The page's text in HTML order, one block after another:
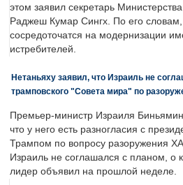
этом заявил секретарь
Раджеш Кумар Сингх. По его словам,
сосредоточатся на модернизации
истребителей.
Нетаньяху заявил, что Израиль не
трамповского "Совета мира" по
Премьер-министр Израиля
что у него есть разногласия с
Трампом по вопросу разоружения
Израиль не соглашался с планом, о
лидер объявил на прошлой неделе.